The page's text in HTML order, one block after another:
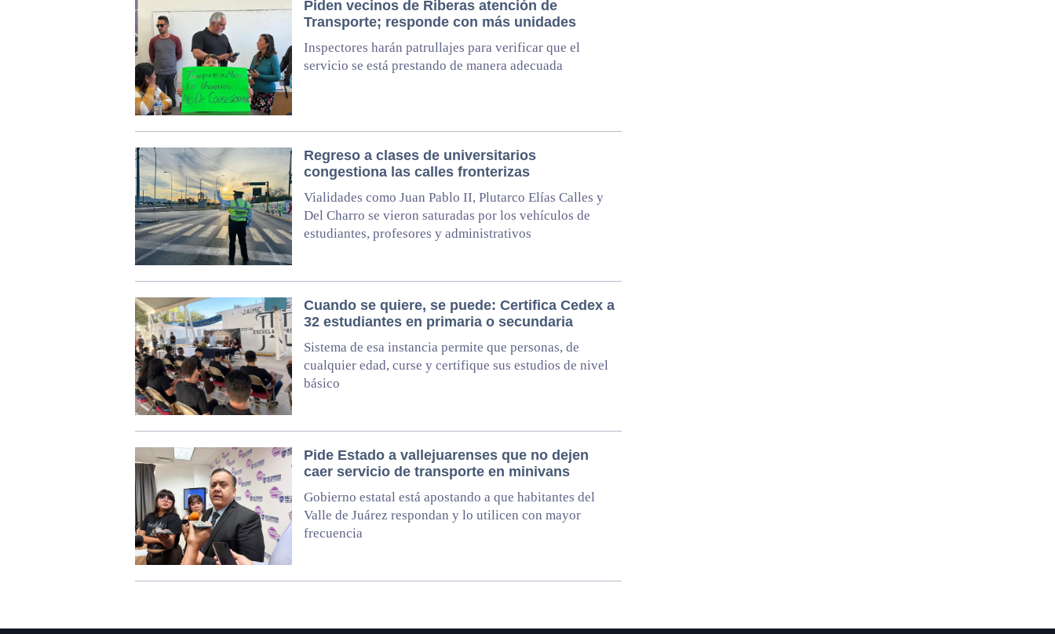
Piden vecinos de Riberas atención de
Transporte; responde con más unidades
Inspectores harán patrullajes para verificar que el
servicio se está prestando de manera adecuada
Regreso a clases de universitarios
congestiona las calles fronterizas
Vialidades como Juan Pablo II, Plutarco Elías Calles y
Del Charro se vieron saturadas por los vehículos de
estudiantes, profesores y administrativos
Cuando se quiere, se puede: Certifica Cedex a
32 estudiantes en primaria o secundaria
Sistema de esa instancia permite que personas, de
cualquier edad, curse y certifique sus estudios de nivel
básico
Pide Estado a vallejuarenses que no dejen
caer servicio de transporte en minivans
Gobierno estatal está apostando a que habitantes del
Valle de Juárez respondan y lo utilicen con mayor
frecuencia